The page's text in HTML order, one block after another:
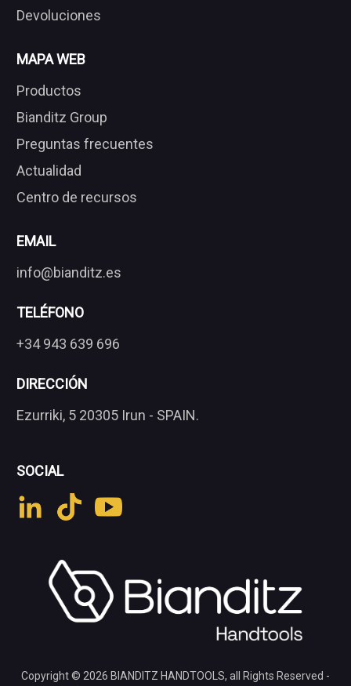
Devoluciones
MAPA WEB
Productos
Bianditz Group
Preguntas frecuentes
Actualidad
Centro de recursos
EMAIL
info@bianditz.es
TELÉFONO
+34 943 639 696
DIRECCIÓN
Ezurriki, 5 20305 Irun - SPAIN.
SOCIAL
Copyright © 2026 BIANDITZ HANDTOOLS, all Rights Reserved -